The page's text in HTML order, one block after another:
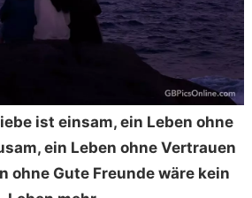
ist einsam, ein Leben ohne
ein Leben ohne Vertrauen
ohne Gute Freunde wäre kein